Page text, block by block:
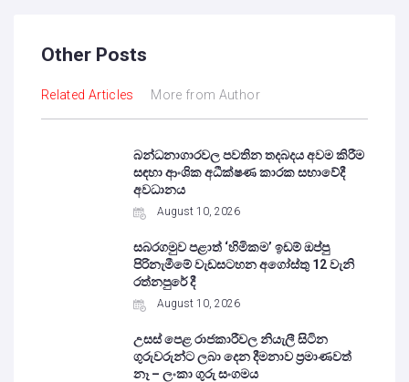
Other Posts
Related Articles More from Author
බන්ධනාගාරවල පවතින තදබදය අවම කිරීම
සඳහා ආංශික අධීක්ෂණ කාරක සභාවේදී
අවධානය
August 10, 2026
සබරගමුව පළාත් ‘හිමිකම’ ඉඩම් ඔප්පු
පිරිනැමීමේ වැඩසටහන අගෝස්තු 12 වැනි
රත්නපුරේ දී
August 10, 2026
උසස් පෙළ රාජකාරීවල නියැලී සිටින
ගුරුවරුන්ට ලබා දෙන දීමනාව ප්‍රමාණවත්
නෑ – ලංකා ගුරු සංගමය